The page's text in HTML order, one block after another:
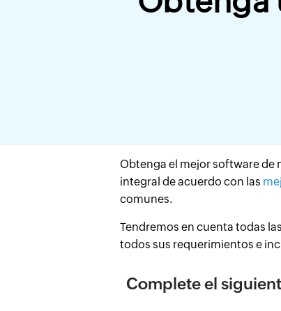
Obtenga el mejor software de
integral de acuerdo con las
comunes.
Tendremos en cuenta todas
todos sus requerimientos e
Complete el